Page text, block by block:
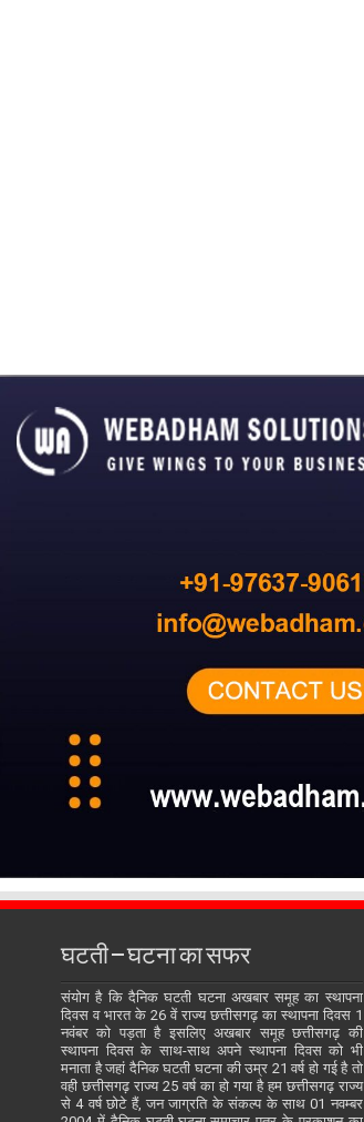
घटती – घटना का सफर
संयोग है कि दैनिक घटती घटना अखबार समूह का स्थापना
दिवस व भारत के 26 वें राज्य छत्तीसगढ़ का स्थापना दिवस 1
नवंबर को पड़ता है इसलिए अखबार समूह छत्तीसगढ़ की
स्थापना दिवस के साथ-साथ अपने स्थापना दिवस को भी
मनाता है जहां दैनिक घटती घटना की उम्र 21 वर्ष हो गई है तो
वही छत्तीसगढ़ राज्य 25 वर्ष का हो गया है हम छत्तीसगढ़ राज्य
से 4 वर्ष छोटे हैं, जन जाग्रति के संकल्प के साथ 01 नवम्बर